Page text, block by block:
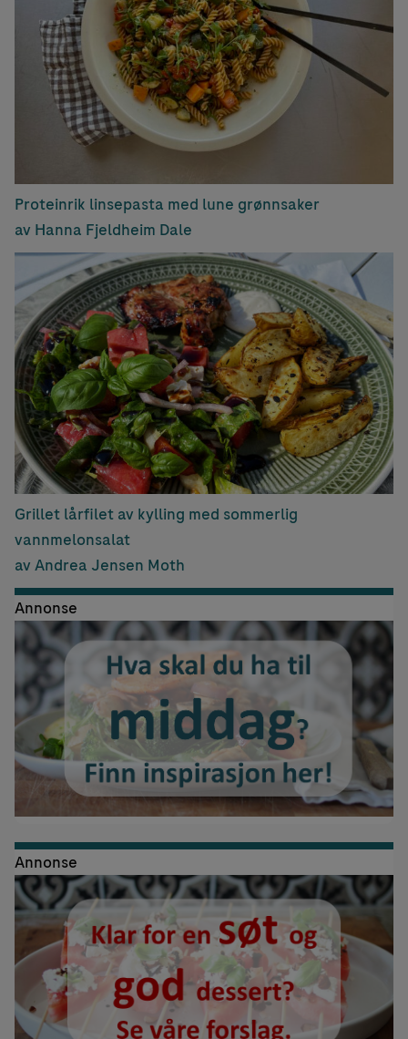
Proteinrik linsepasta med lune grønnsaker
av Hanna Fjeldheim Dale
Grillet lårfilet av kylling med sommerlig
vannmelonsalat
av Andrea Jensen Moth
Annonse
Annonse